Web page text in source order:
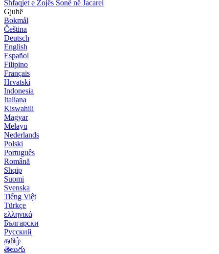
Shfaqjet e Zojës Sonë në Jacarei
Gjuhë
Bokmål
Čeština
Deutsch
English
Español
Filipino
Français
Hrvatski
Indonesia
Italiana
Kiswahili
Magyar
Melayu
Nederlands
Polski
Português
Română
Shqip
Suomi
Svenska
Tiếng Việt
Türkçe
ελληνικά
Български
Русский
தமிழ்
తెలుగు